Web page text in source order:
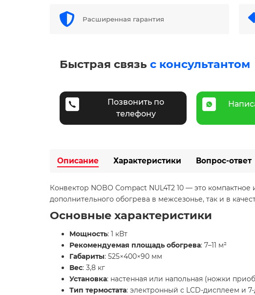
Расширенная гарантия
Быстрая связь с консультантом
Позвонить по
телефону
Описание Характеристики Вопрос-ответ
Конвектор NOBO Compact NUL4T2 10 — это
дополнительного обогрева в межсезонье, так и в
Основные характеристики
Мощность: 1 кВт
Рекомендуемая площадь обогрева: 7–11 м²
Габариты: 525×400×90 мм
Вес: 3,8 кг
Установка: настенная или напольная (ножки
Тип термостата: электронный с LCD-дисплеем и